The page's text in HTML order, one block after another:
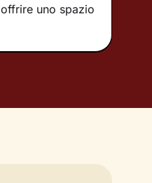
uno spazio